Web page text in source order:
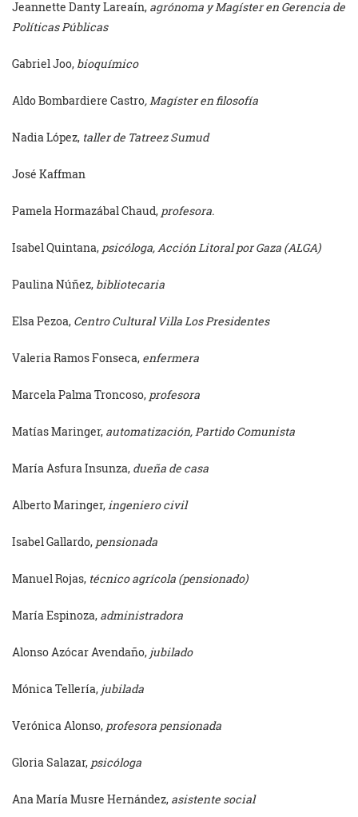
Jeannette Danty Lareaín, agrónoma y Magíster en Gerencia de
Políticas Públicas
Gabriel Joo, bioquímico
Aldo Bombardiere Castro, Magíster en filosofía
Nadia López, taller de Tatreez Sumud
José Kaffman
Pamela Hormazábal Chaud, profesora.
Isabel Quintana, psicóloga, Acción Litoral por Gaza (ALGA)
Paulina Núñez, bibliotecaria
Elsa Pezoa, Centro Cultural Villa Los Presidentes
Valeria Ramos Fonseca, enfermera
Marcela Palma Troncoso, profesora
Matías Maringer, automatización, Partido Comunista
María Asfura Insunza, dueña de casa
Alberto Maringer,ingeniero civil
Isabel Gallardo, pensionada
Manuel Rojas, técnico agrícola (pensionado)
María Espinoza, administradora
Alonso Azócar Avendaño, jubilado
Mónica Tellería, jubilada
Verónica Alonso, profesora pensionada
Gloria Salazar, psicóloga
Ana María Musre Hernández, asistente social